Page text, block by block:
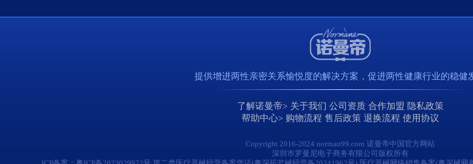
提供增进两性亲密关系愉悦度的解决方案，促进两性健康行业的稳健
了解诺曼帝> 关于我们 公司资质 合作加盟 隐私政策
帮助中心> 购物流程 售后政策 退换流程 使用协议
Copyright 2016-2024 norman99.com 诺曼帝中国官方网站
深圳市罗曼尼电子商务有限公司版权所有